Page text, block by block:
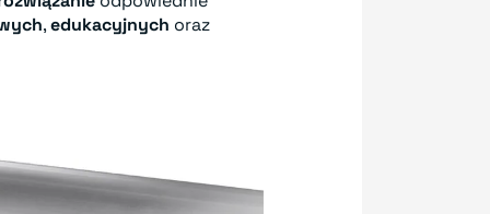
,edukacyjnych oraz